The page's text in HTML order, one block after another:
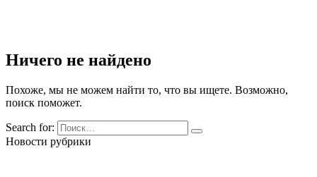
Ничего не найдено
Похоже, мы не можем найти то, что вы ищете. Возможно,
поиск поможет.
Search for:
Новости рубрики